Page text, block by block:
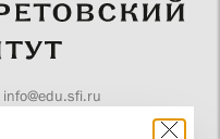
info@edu.sfi.ru